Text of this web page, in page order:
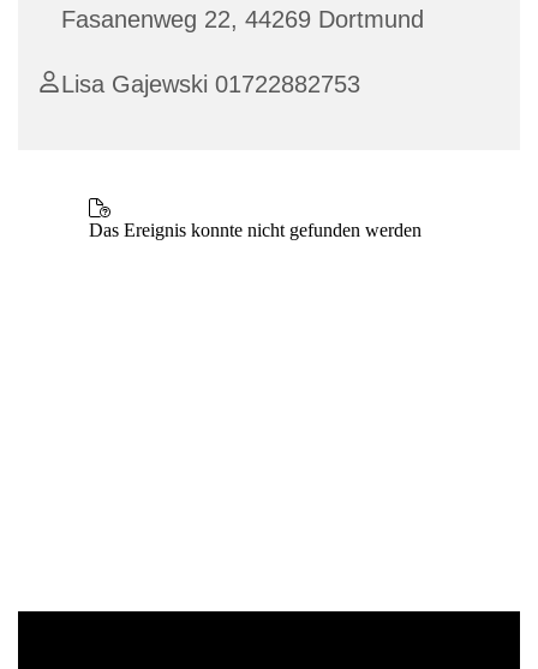
Fasanenweg 22, 44269 Dortmund
Lisa Gajewski 01722882753